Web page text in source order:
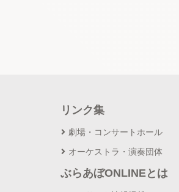
リンク集
劇場・コンサートホール
オーケストラ・演奏団体
ぶらあぼONLINEとは